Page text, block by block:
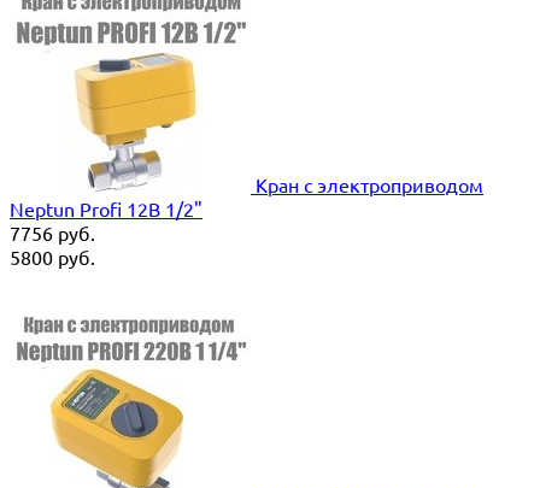
Кран с электроприводом
Neptun Profi 12В 1/2"
7756 руб.
5800 руб.